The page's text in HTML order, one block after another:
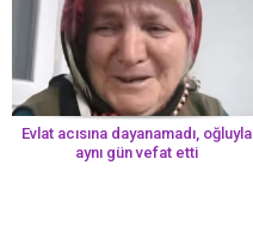
Evlat acısına dayanamadı, oğluyla
aynı gün vefat etti